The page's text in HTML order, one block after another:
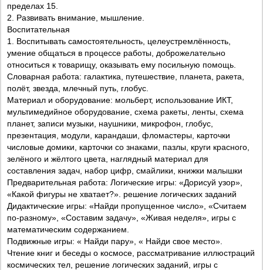
пределах 15.
2. Развивать внимание, мышление.
Воспитательная
1. Воспитывать самостоятельность, целеустремлённость,
умение общаться в процессе работы, доброжелательно
относиться к товарищу, оказывать ему посильную помощь.
Словарная работа: галактика, путешествие, планета, ракета,
полёт, звезда, млечный путь, глобус.
Материал и оборудование: мольберт, использование ИКТ,
мультимедийное оборудование, схема ракеты, ленты, схема
планет, записи музыки, наушники, микрофон, глобус,
презентация, модули, карандаши, фломастеры, карточки
числовые домики, карточки со знаками, пазлы, круги красного,
зелёного и жёлтого цвета, наглядный материал для
составления задач, набор цифр, смайлики, книжки малышки
Предварительная работа: Логические игры: «Дорисуй узор»,
«Какой фигуры не хватает?». решение логических заданий
Дидактические игры: «Найди пропущенное число», «Считаем
по-разному», «Составим задачу», «Живая неделя», игры с
математическим содержанием.
Подвижные игры: « Найди пару», « Найди свое место».
Чтение книг и беседы о космосе, рассматривание иллюстраций
космических тел, решение логических заданий, игры с